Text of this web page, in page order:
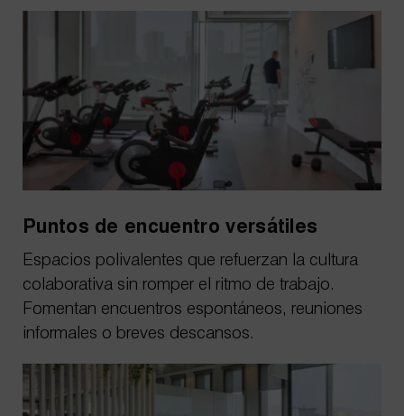
Puntos de encuentro versátiles
Espacios polivalentes que refuerzan la cultura
colaborativa sin romper el ritmo de trabajo.
Fomentan encuentros espontáneos, reuniones
informales o breves descansos.